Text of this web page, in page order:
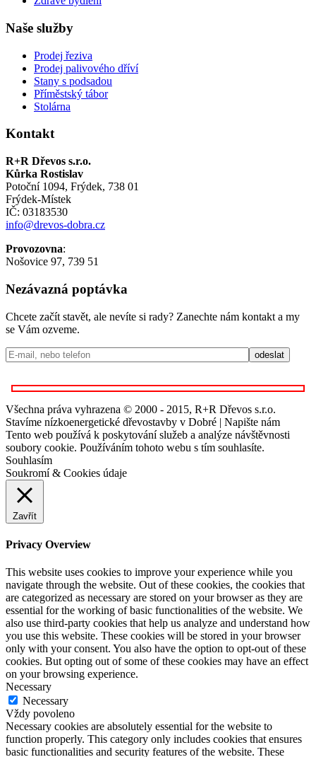
Naše služby
Prodej řeziva
Prodej palivového dříví
Stany s podsadou
Příměstský tábor
Stolárna
Kontakt
R+R Dřevos s.r.o.
Kůrka Rostislav
Potoční 1094, Frýdek, 738 01
Frýdek-Místek
IČ: 03183530
info@drevos-dobra.cz
Provozovna:
Nošovice 97, 739 51
Nezávazná poptávka
Chcete začít stavět, ale nevíte si rady? Zanechte nám kontakt a my
se Vám ozveme.
Všechna práva vyhrazena © 2000 - 2015, R+R Dřevos s.r.o.
Stavíme nízkoenergetické dřevostavby v Dobré | Napište nám
Tento web používá k poskytování služeb a analýze návštěvnosti
soubory cookie. Používáním tohoto webu s tím souhlasíte.
Souhlasím
Soukromí & Cookies údaje
Zavřít
Privacy Overview
This website uses cookies to improve your experience while you
navigate through the website. Out of these cookies, the cookies that
are categorized as necessary are stored on your browser as they are
essential for the working of basic functionalities of the website. We
also use third-party cookies that help us analyze and understand how
you use this website. These cookies will be stored in your browser
only with your consent. You also have the option to opt-out of these
cookies. But opting out of some of these cookies may have an effect
on your browsing experience.
Necessary
Necessary
Vždy povoleno
Necessary cookies are absolutely essential for the website to
function properly. This category only includes cookies that ensures
basic functionalities and security features of the website. These